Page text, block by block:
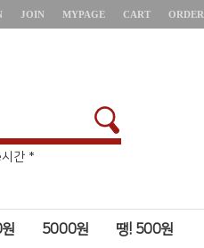
JOIN MYPAGE CART ORDER
간 *
5000원 땡! 500원